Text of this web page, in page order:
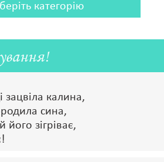
категорію
зацвіла калина,
сина,
його зігріває,